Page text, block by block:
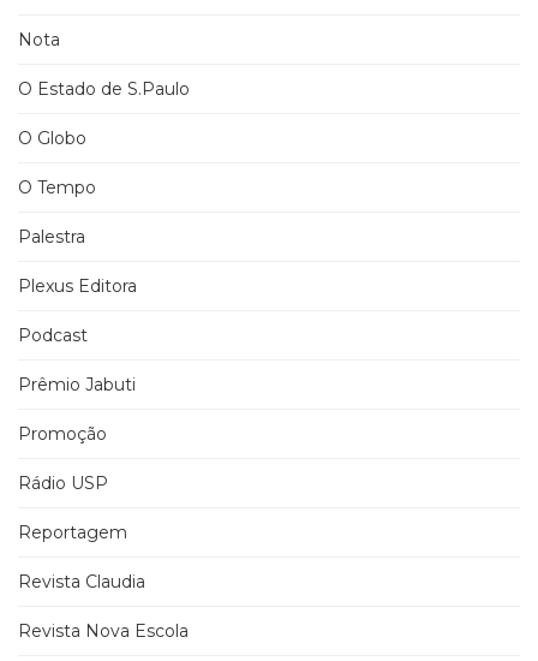
Nota
O Estado de S.Paulo
O Globo
O Tempo
Palestra
Plexus Editora
Podcast
Prêmio Jabuti
Promoção
Rádio USP
Reportagem
Revista Claudia
Revista Nova Escola